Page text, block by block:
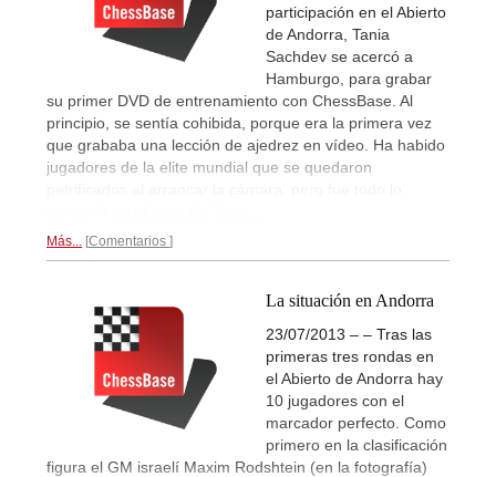
participación en el Abierto
de Andorra, Tania
Sachdev se acercó a
Hamburgo, para grabar
su primer DVD de entrenamiento con ChessBase. Al
principio, se sentía cohibida, porque era la primera vez
que grababa una lección de ajedrez en vídeo. Ha habido
jugadores de la elite mundial que se quedaron
Más... Comentarios
La situación en Andorra
23/07/2013 – – Tras las
primeras tres rondas en
el Abierto de Andorra hay
10 jugadores con el
marcador perfecto. Como
primero en la clasificación
figura el GM israelí Maxim Rodshtein (en la fotografía)